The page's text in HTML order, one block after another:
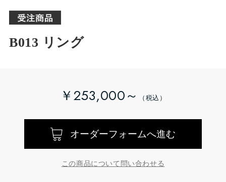
B013 リング
￥253,000～
オーダーフォームへ進む
この商品について問い合わせる